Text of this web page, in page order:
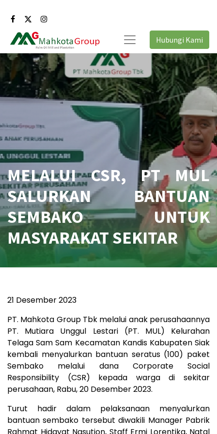
Hubungi Kami
MELALUI CSR, PT MUL
SALURKAN BANTUAN
SEMBAKO UNTUK
MASYARAKAT SEKITAR
21 Desember 2023
PT. Mahkota Group Tbk melalui anak perusahaannya
PT. Mutiara Unggul Lestari (PT. MUL) Kelurahan
Telaga Sam Sam Kecamatan Kandis Kabupaten Siak
kembali menyalurkan bantuan seratus (100) paket
Sembako melalui dana Corporate Social
Responsibility (CSR) kepada warga di sekitar
perusahaan, Rabu, 20 Desember 2023.
Turut hadir dalam pelaksanaan menyalurkan
bantuan sembako tersebut diwakili Manager Pabrik